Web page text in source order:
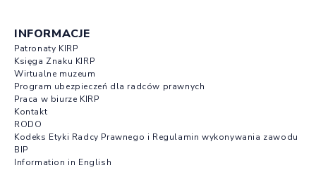
INFORMACJE
Patronaty KIRP
Księga Znaku KIRP
Wirtualne muzeum
Program ubezpieczeń dla radców prawnych
Praca w biurze KIRP
Kontakt
RODO
Kodeks Etyki Radcy Prawnego i Regulamin wykonywania zawodu
BIP
Information in English